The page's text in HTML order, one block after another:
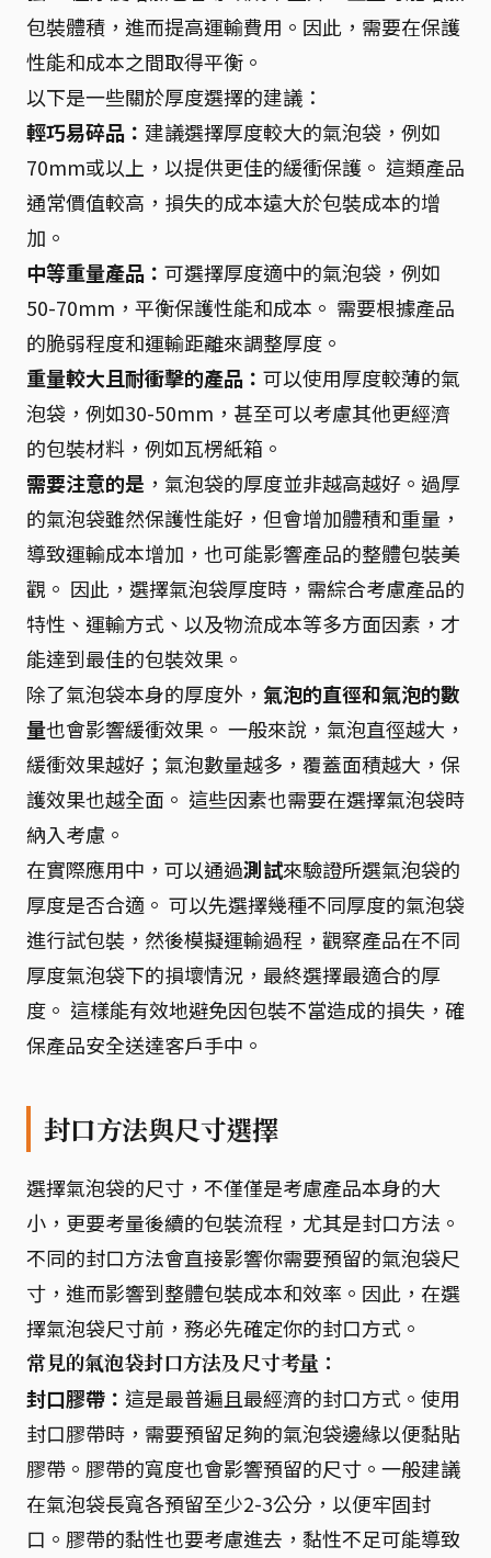
包裝體積，進而提高運輸費用。因此，需要在保護
性能和成本之間取得平衡。
以下是一些關於厚度選擇的建議：
輕巧易碎品： 建議選擇厚度較大的氣泡袋，例如
70mm或以上，以提供更佳的緩衝保護。 這類產品
通常價值較高，損失的成本遠大於包裝成本的增
加。
中等重量產品： 可選擇厚度適中的氣泡袋，例如
50-70mm，平衡保護性能和成本。 需要根據產品
的脆弱程度和運輸距離來調整厚度。
重量較大且耐衝擊的產品： 可以使用厚度較薄的氣
泡袋，例如30-50mm，甚至可以考慮其他更經濟
的包裝材料，例如瓦楞紙箱。
需要注意的是 ，氣泡袋的厚度並非越高越好。過厚
的氣泡袋雖然保護性能好，但會增加體積和重量，
導致運輸成本增加，也可能影響產品的整體包裝美
觀。 因此，選擇氣泡袋厚度時，需綜合考慮產品的
特性、運輸方式、以及物流成本等多方面因素，才
能達到最佳的包裝效果。
除了氣泡袋本身的厚度外， 氣泡的直徑和氣泡的數
量也會影響緩衝效果。 一般來說，氣泡直徑越大，
緩衝效果越好；氣泡數量越多，覆蓋面積越大，保
護效果也越全面。 這些因素也需要在選擇氣泡袋時
納入考慮。
在實際應用中，可以通過測試來驗證所選氣泡袋的
厚度是否合適。 可以先選擇幾種不同厚度的氣泡袋
進行試包裝，然後模擬運輸過程，觀察產品在不同
厚度氣泡袋下的損壞情況，最終選擇最適合的厚
度。 這樣能有效地避免因包裝不當造成的損失，確
保產品安全送達客戶手中。
封口方法與尺寸選擇
選擇氣泡袋的尺寸，不僅僅是考慮產品本身的大
小，更要考量後續的包裝流程，尤其是封口方法。
不同的封口方法會直接影響你需要預留的氣泡袋尺
寸，進而影響到整體包裝成本和效率。因此，在選
擇氣泡袋尺寸前，務必先確定你的封口方式。
常見的氣泡袋封口方法及尺寸考量：
封口膠帶： 這是最普遍且最經濟的封口方式。使用
封口膠帶時，需要預留足夠的氣泡袋邊緣以便黏貼
膠帶。膠帶的寬度也會影響預留的尺寸。一般建議
在氣泡袋長寬各預留至少2-3公分，以便牢固封
口。膠帶的黏性也要考慮進去，黏性不足可能導致